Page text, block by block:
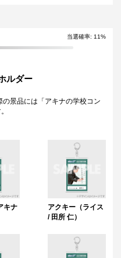
当選確率: 11%
ルダー
景品には「アキナの学校コン
キナ
アクキー（ライス
/ 田所 仁）